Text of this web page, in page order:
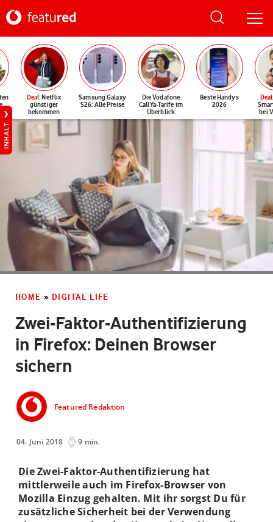
Deal: Netflix
günstiger
bekommen
Samsung Galaxy
S26: Alle Preise
Die Vodafone
CallYa-Tarife im
Überblick
Beste Handys
2026
Deal
bei
INHALT
HOME » DIGITAL LIFE
Zwei-Faktor-Authentifizierung
in Firefox: Deinen Browser
sichern
Featured Redaktion
04. Juni 2018 9 min.
Die Zwei-Faktor-Authentifizierung hat
mittlerweile auch im Firefox-Browser von
Mozilla Einzug gehalten. Mit ihr sorgst Du für
zusätzliche Sicherheit bei der Verwendung